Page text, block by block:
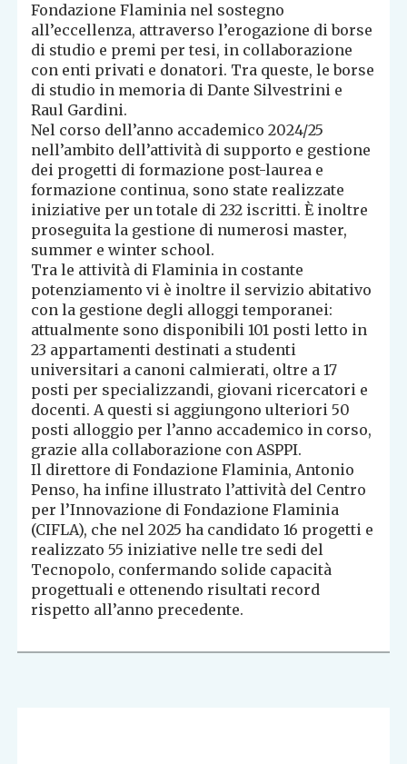
Fondazione Flaminia nel sostegno
all’eccellenza, attraverso l’erogazione di borse
di studio e premi per tesi, in collaborazione
con enti privati e donatori. Tra queste, le borse
di studio in memoria di Dante Silvestrini e
Raul Gardini.
Nel corso dell’anno accademico 2024/25
nell’ambito dell’attività di supporto e gestione
dei progetti di formazione post-laurea e
formazione continua, sono state realizzate
iniziative per un totale di 232 iscritti. È inoltre
proseguita la gestione di numerosi master,
summer e winter school.
Tra le attività di Flaminia in costante
potenziamento vi è inoltre il servizio abitativo
con la gestione degli alloggi temporanei:
attualmente sono disponibili 101 posti letto in
23 appartamenti destinati a studenti
universitari a canoni calmierati, oltre a 17
posti per specializzandi, giovani ricercatori e
docenti. A questi si aggiungono ulteriori 50
posti alloggio per l’anno accademico in corso,
grazie alla collaborazione con ASPPI.
Il direttore di Fondazione Flaminia, Antonio
Penso, ha infine illustrato l’attività del Centro
per l’Innovazione di Fondazione Flaminia
(CIFLA), che nel 2025 ha candidato 16 progetti e
realizzato 55 iniziative nelle tre sedi del
Tecnopolo, confermando solide capacità
progettuali e ottenendo risultati record
rispetto all’anno precedente.